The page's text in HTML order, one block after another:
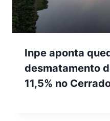
Inpe aponta
desmatamento
11,5% no